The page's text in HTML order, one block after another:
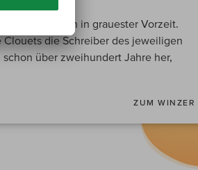
verlieren sich in grauester Vorzeit.
die Schreiber des jeweiligen
über zweihundert Jahre her,
ZUM WINZER